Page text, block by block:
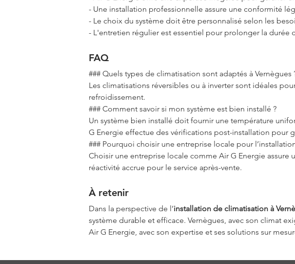
- Une installation professionnelle assure une conformité
- Le choix du système doit être personnalisé selon les
- L'entretien régulier est essentiel pour prolonger la durée
FAQ
### Quels types de climatisation sont adaptés à Vernègues
Les climatisations réversibles ou à inverter sont idéales
refroidissement.
### Comment savoir si mon système est bien installé ?
Un système bien installé doit fournir une température
G Energie effectue des vérifications post-installation pour
### Pourquoi choisir une entreprise locale pour
Choisir une entreprise locale comme Air G Energie
réactivité accrue pour le service après-vente.
À retenir
Dans la perspective de l’installation de climatisation à
système durable et efficace. Vernègues, avec son climat
Air G Energie, avec son expertise et ses solutions sur